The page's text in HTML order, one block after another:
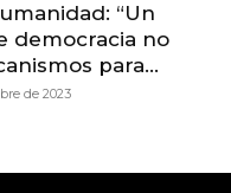
“Un
democracia no
para...
de 2023